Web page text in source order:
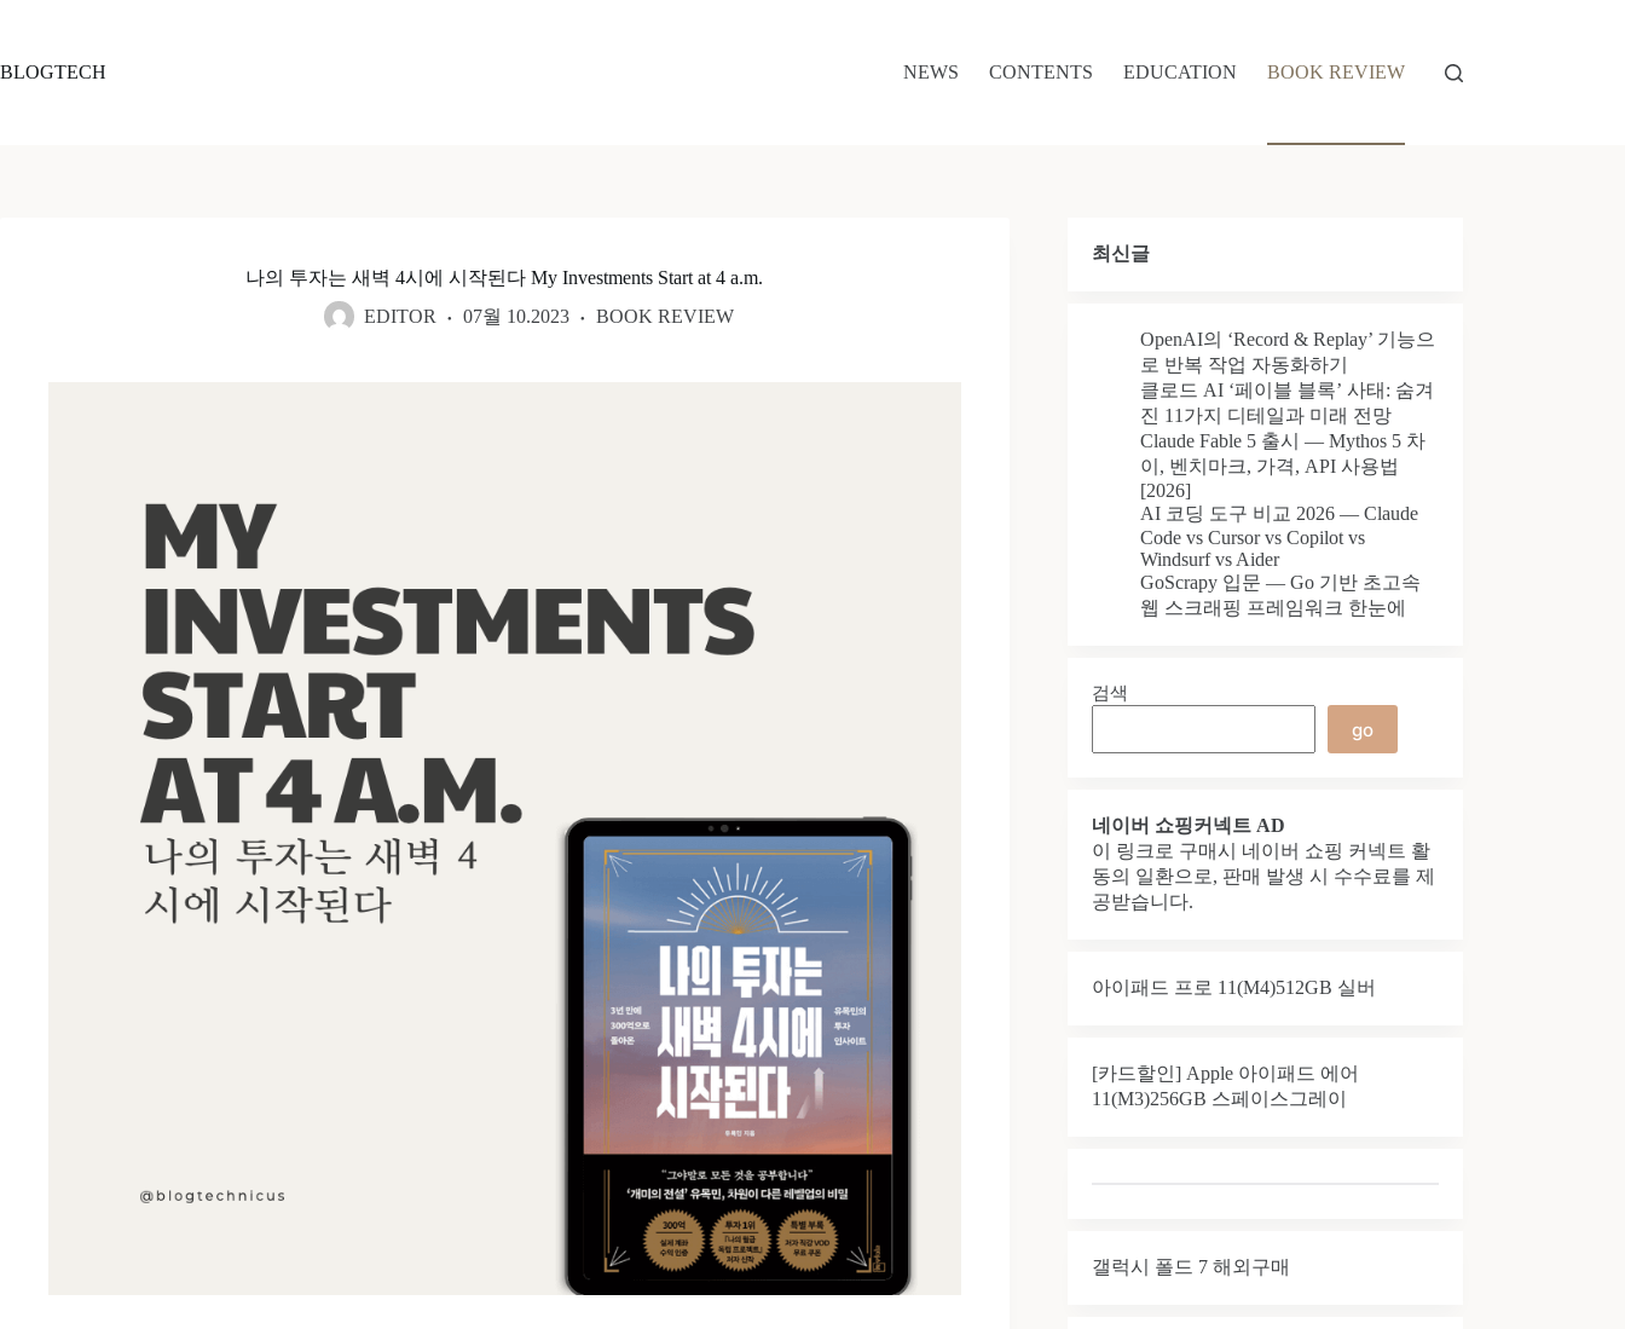
으
BLOGTECH NEWS CONTENTS EDUCATION BOOK REVIEW
나의 투자는 새벽 4시에 시작된다 My Investments Start at 4 a.m.
EDITOR
07월 10.2023 BOOK REVIEW
최신글
OpenAI의 ‘Record & Replay’ 기능으
로 반복 작업 자동화하기
클로드 AI ‘페이블 블록’ 사태: 숨겨
진 11가지 디테일과 미래 전망
Claude Fable 5 출시 — Mythos 5 차
이, 벤치마크, 가격, API 사용법
[2026]
AI 코딩 도구 비교 2026 — Claude
Code vs Cursor vs Copilot vs
Windsurf vs Aider
GoScrapy 입문 — Go 기반 초고속
웹 스크래핑 프레임워크 한눈에
검색
go
네이버 쇼핑커넥트 AD
이 링크로 구매시 네이버 쇼핑 커넥트 활
동의 일환으로, 판매 발생 시 수수료를 제
공받습니다.
아이패드 프로 11(M4)512GB 실버
[카드할인] Apple 아이패드 에어
11(M3)256GB 스페이스그레이
갤럭시 폴드 7 해외구매